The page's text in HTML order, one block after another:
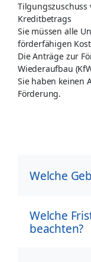
Tilgungszuschuss
Kreditbetrags
Sie müssen alle
förderfähigen
Die Anträge zur
Wiederaufbau
Sie haben keinen
Förderung.
Welche
Welche
beachten?